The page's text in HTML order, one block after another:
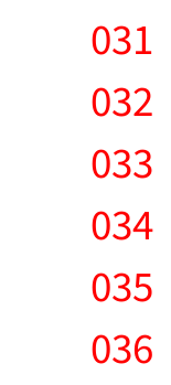
031
032
033
034
035
036